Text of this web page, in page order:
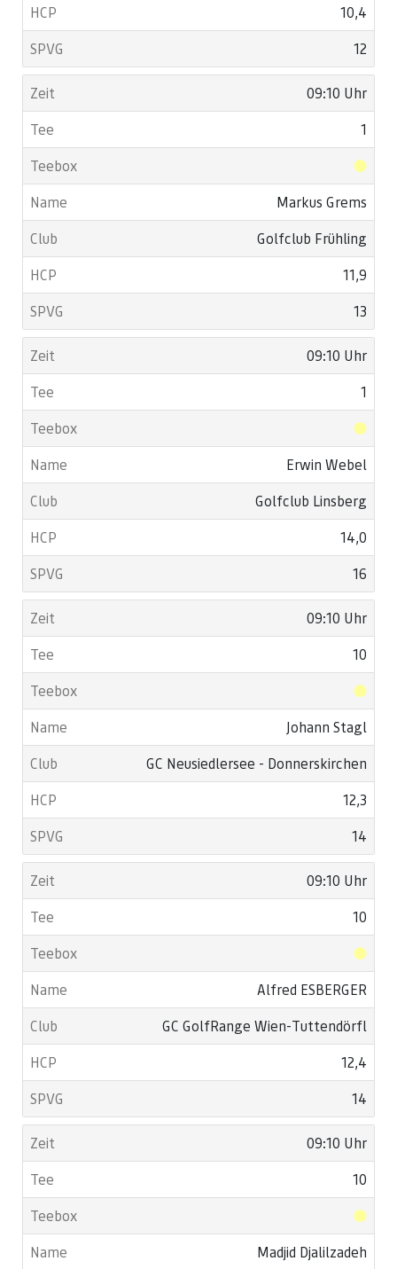
10,4
12
09:10 Uhr
1
Markus Grems
Golfclub Frühling
11,9
13
09:10 Uhr
1
Erwin Webel
Golfclub Linsberg
14,0
16
09:10 Uhr
10
Johann Stagl
GC Neusiedlersee - Donnerskirchen
12,3
14
09:10 Uhr
10
Alfred ESBERGER
GC GolfRange Wien-Tuttendörfl
12,4
14
09:10 Uhr
10
Madjid Djalilzadeh